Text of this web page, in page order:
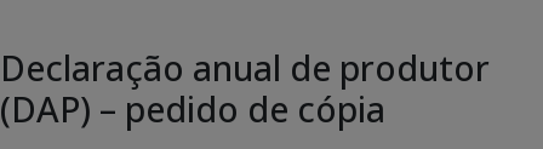
Declaração anual de produtor
(DAP) – pedido de cópia